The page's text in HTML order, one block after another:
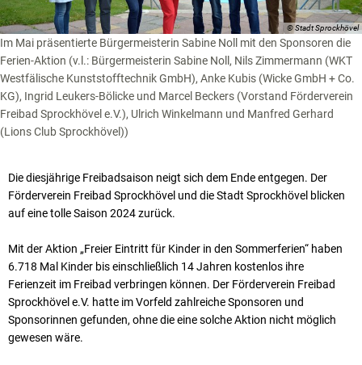
© Stadt Sprockhövel
Im Mai präsentierte Bürgermeisterin Sabine Noll mit den Sponsoren die
Ferien-Aktion (v.l.: Bürgermeisterin Sabine Noll, Nils Zimmermann (WKT
Westfälische Kunststofftechnik GmbH), Anke Kubis (Wicke GmbH + Co.
KG), Ingrid Leukers-Bölicke und Marcel Beckers (Vorstand Förderverein
Freibad Sprockhövel e.V.), Ulrich Winkelmann und Manfred Gerhard
(Lions Club Sprockhövel))
Die diesjährige Freibadsaison neigt sich dem Ende entgegen. Der
Förderverein Freibad Sprockhövel und die Stadt Sprockhövel blicken
auf eine tolle Saison 2024 zurück.
Mit der Aktion „Freier Eintritt für Kinder in den Sommerferien“ haben
6.718 Mal Kinder bis einschließlich 14 Jahren kostenlos ihre
Ferienzeit im Freibad verbringen können. Der Förderverein Freibad
Sprockhövel e.V. hatte im Vorfeld zahlreiche Sponsoren und
Sponsorinnen gefunden, ohne die eine solche Aktion nicht möglich
gewesen wäre.